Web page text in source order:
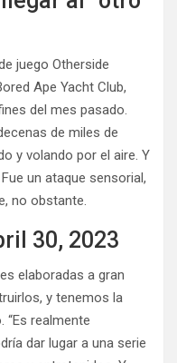
juego Otherside
Ape Yacht Club,
del mes pasado.
de miles de
y volando por el aire. Y
un ataque sensorial,
no obstante.
30, 2023
elaboradas a gran
y tenemos la
“Es realmente
dar lugar a una serie